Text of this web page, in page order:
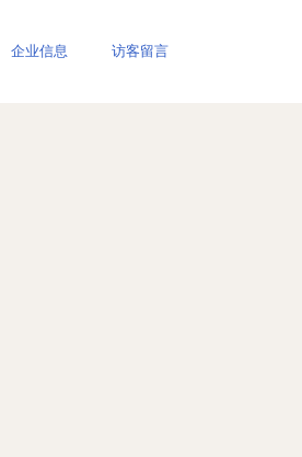
企业信息 访客留言